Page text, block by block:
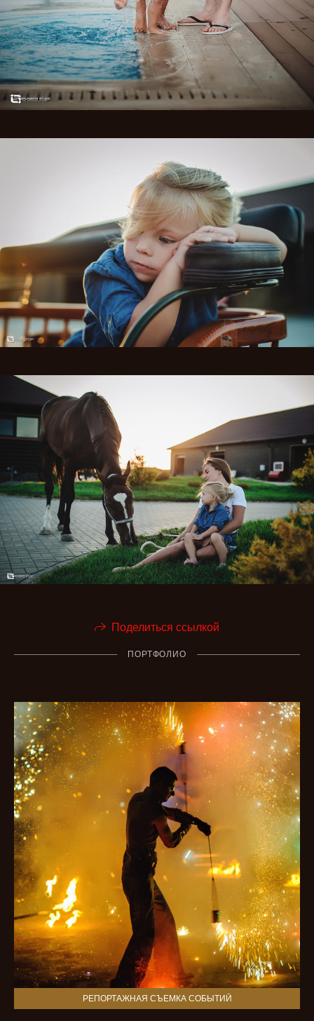
Поделиться ссылкой
ПОРТФОЛИО
РЕПОРТАЖНАЯ СЪЕМКА СОБЫТИЙ